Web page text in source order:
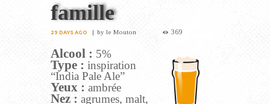
famille
29 DAYS AGO byle Mouton 369
Alcool : 5%
Type : inspiration
“India Pale Ale”
Yeux : ambrée
Nez : agrumes, malt,